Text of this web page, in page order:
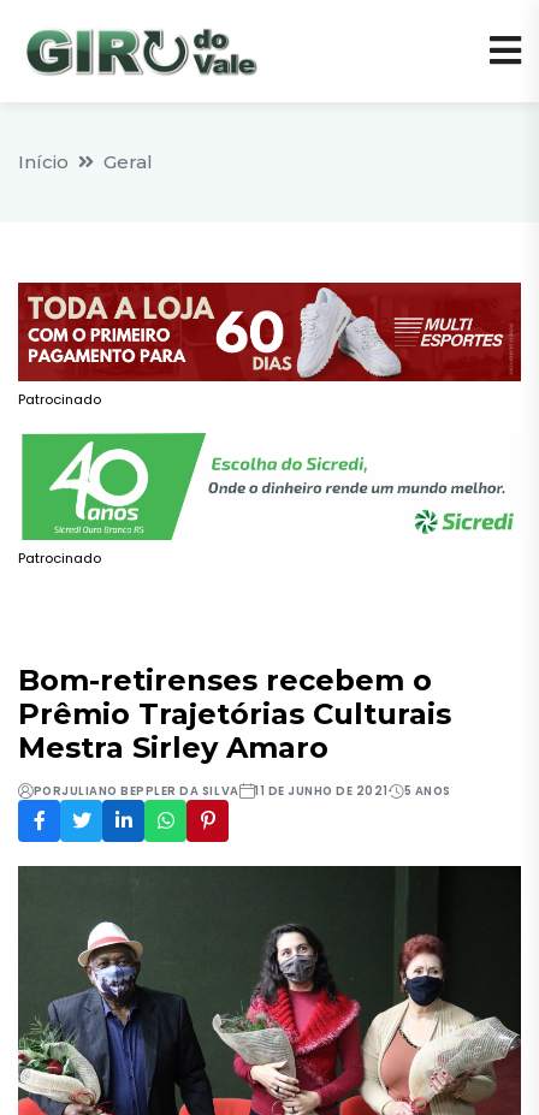
Início Geral
Patrocinado
Patrocinado
Bom-retirenses recebem o
Prêmio Trajetórias Culturais
Mestra Sirley Amaro
PORJULIANO BEPPLER DA SILVA 11 DE JUNHO DE 2021 5 ANOS